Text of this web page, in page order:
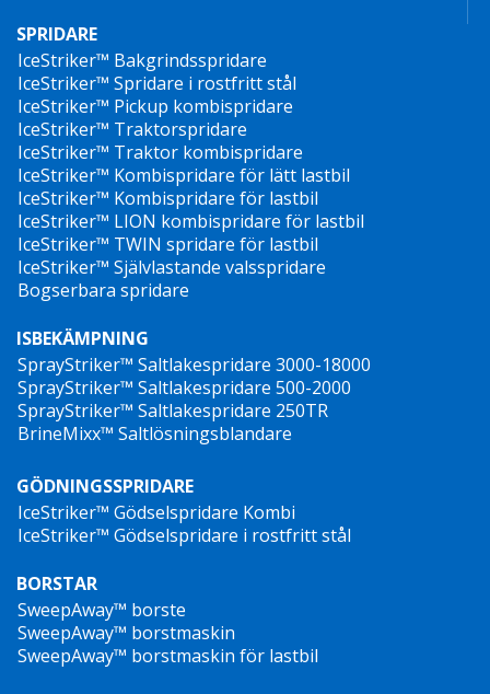
SPRIDARE
IceStriker™ Bakgrindsspridare
IceStriker™ Spridare i rostfritt stål
IceStriker™ Pickup kombispridare
IceStriker™ Traktorspridare
IceStriker™ Traktor kombispridare
IceStriker™ Kombispridare för lätt lastbil
IceStriker™ Kombispridare för lastbil
IceStriker™ LION kombispridare för lastbil
IceStriker™ TWIN spridare för lastbil
IceStriker™ Självlastande valsspridare
Bogserbara spridare
ISBEKÄMPNING
SprayStriker™ Saltlakespridare 3000-18000
SprayStriker™ Saltlakespridare 500-2000
SprayStriker™ Saltlakespridare 250TR
BrineMixx™ Saltlösningsblandare
GÖDNINGSSPRIDARE
IceStriker™ Gödselspridare Kombi
IceStriker™ Gödselspridare i rostfritt stål
BORSTAR
SweepAway™ borste
SweepAway™ borstmaskin
SweepAway™ borstmaskin för lastbil